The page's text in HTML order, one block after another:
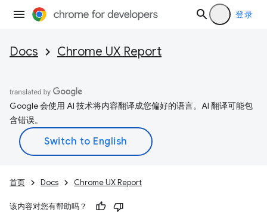
登录
Docs Chrome UX Report
Google 会使用 AI 技术将内容翻译成您偏好的语言。AI 翻译可能包
含错误。
首页 Docs Chrome UX Report
该内容对您有帮助吗？